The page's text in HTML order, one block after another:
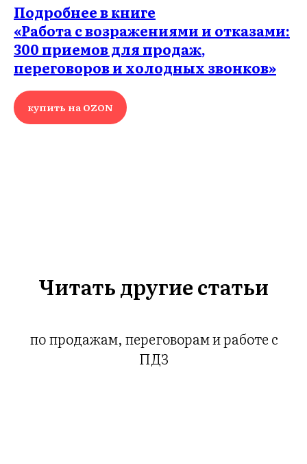
Подробнее в книге
«Работа с возражениями и отказами:
300 приемов для продаж,
переговоров и холодных звонков»
купить на OZON
Читать другие статьи
по продажам, переговорам и работе с
ПДЗ